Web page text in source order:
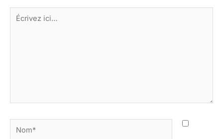
Écrivez
ici…